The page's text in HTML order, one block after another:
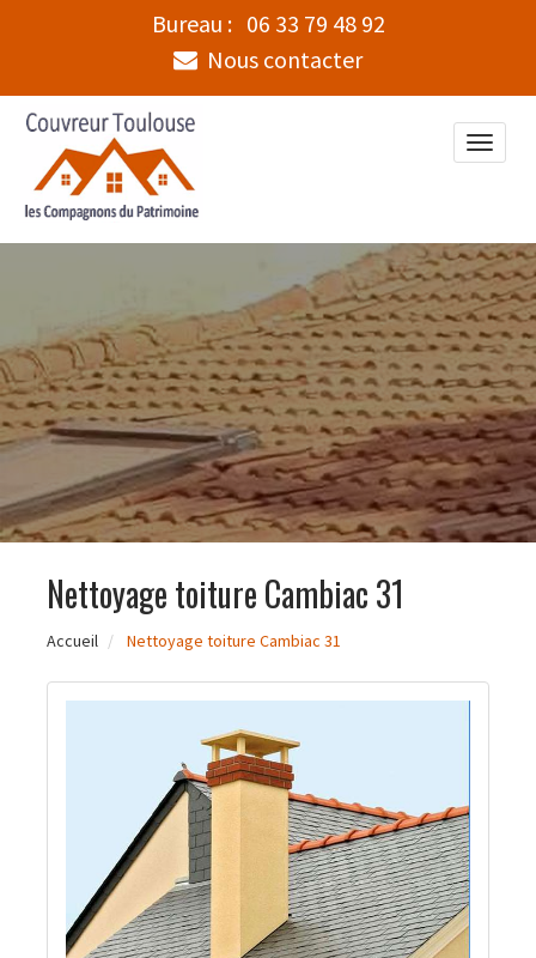
Bureau : 06 33 79 48 92
Nous contacter
Toggle
Nettoyage toiture Cambiac 31
Accueil Nettoyage toiture Cambiac 31